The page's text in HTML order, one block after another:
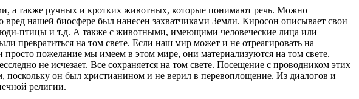
а также ручных и кротких животных, которые понимают речь. Можно
нашей биосфере был нанесен захватчиками Земли. Киросон описывает свои
птицы и т.д. А также с животными, имеющими человеческие лица или
превратиться на том свете. Если наш мир может и не отреагировать на
пожелание мы имеем в этом мире, они материализуются на том свете.
не исчезает. Все сохраняется на том свете. Посещение с проводником этих
он был христианином и не верил в перевоплощение. Из диалогов и
религии.